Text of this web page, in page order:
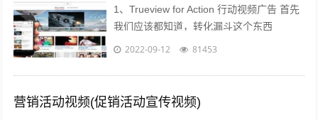
1、Trueview for Action 行动视频广告 首先
我们应该都知道，转化漏斗这个东西
Awareness接触 Consideration考虑...
2022-09-12 81453
营销活动视频(促销活动宣传视频)